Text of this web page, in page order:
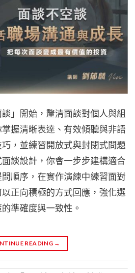
」開始，釐清面談對個人與組
握清晰表達、有效傾聽與非語
，並練習開放式與封閉式問題
談設計，你會一步步建構適合
順序，在實作演練中練習面對
正向積極的方式回應，強化選
準確度與一致性。
READING →